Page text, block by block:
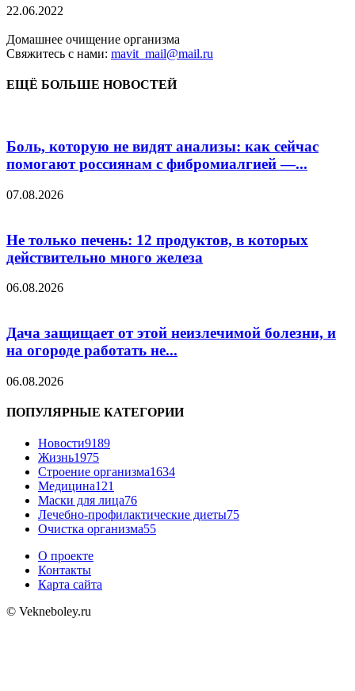
22.06.2022
Домашнее очищение организма
Свяжитесь с нами: mavit_mail@mail.ru
ЕЩЁ БОЛЬШЕ НОВОСТЕЙ
Боль, которую не видят анализы: как сейчас
помогают россиянам с фибромиалгией —...
07.08.2026
Не только печень: 12 продуктов, в которых
действительно много железа
06.08.2026
Дача защищает от этой неизлечимой болезни, и
на огороде работать не...
06.08.2026
ПОПУЛЯРНЫЕ КАТЕГОРИИ
Новости9189
Жизнь1975
Строение организма1634
Медицина121
Маски для лица76
Лечебно-профилактические диеты75
Очистка организма55
О проекте
Контакты
Карта сайта
© Vekneboley.ru